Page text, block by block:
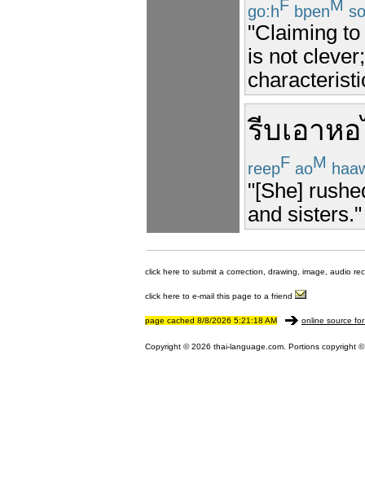
go:hF bpenM
"Claiming
is not
รีบเอาห
reepF aoM
"[She]
and sisters."
click here to submit a correction, drawing, image, audio
click here to e-mail this page to a friend
page cached 8/8/2026 5:21:18 AM online source
Copyright © 2026 thai-language.com. Portions copyright